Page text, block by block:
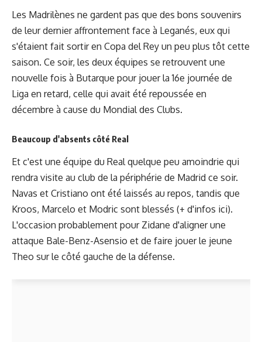
Les Madrilènes ne gardent pas que des bons souvenirs
de leur dernier affrontement face à Leganés, eux qui
s'étaient fait sortir en Copa del Rey un peu plus tôt cette
saison. Ce soir, les deux équipes se retrouvent une
nouvelle fois à Butarque pour jouer la 16e journée de
Liga en retard, celle qui avait été repoussée en
décembre à cause du Mondial des Clubs.
Beaucoup d'absents côté Real
Et c'est une équipe du Real quelque peu amoindrie qui
rendra visite au club de la périphérie de Madrid ce soir.
Navas et Cristiano ont été laissés au repos, tandis que
Kroos, Marcelo et Modric sont blessés (+ d'infos ici).
L'occasion probablement pour Zidane d'aligner une
attaque Bale-Benz-Asensio et de faire jouer le jeune
Theo sur le côté gauche de la défense.